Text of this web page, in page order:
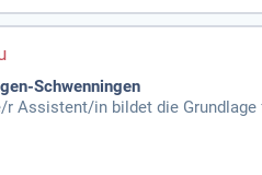
Schwenningen
Assistent/in bildet die Grundlage
von großer Bedeutung ist;